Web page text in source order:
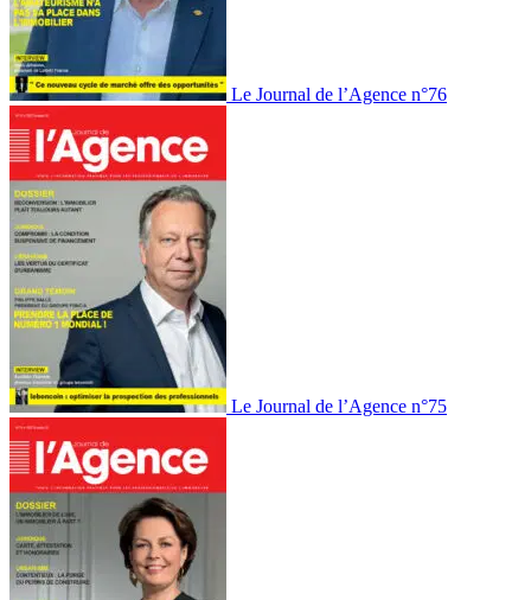
Le Journal de l’Agence n°76
Le Journal de l’Agence n°75